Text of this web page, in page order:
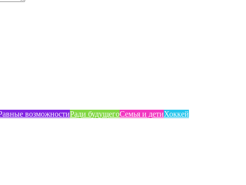
возможностиРади будущегоСемья и детиХоккей